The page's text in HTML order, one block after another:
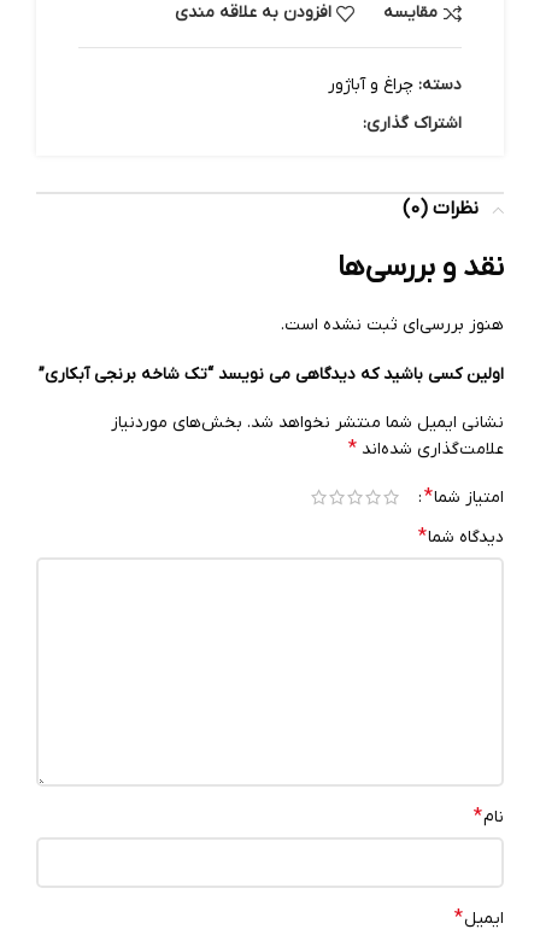
مقایسه افزودن به علاقه مندی
دسته: چراغ و آباژور
اشتراک گذاری:
نظرات (0)
نقد و بررسی‌ها
هنوز بررسی‌ای ثبت نشده است.
اولین کسی باشید که دیدگاهی می نویسد “تک شاخه برنجی آبکاری”
نشانی ایمیل شما منتشر نخواهد شد. بخش‌های موردنیاز
علامت‌گذاری شده‌اند *
امتیاز شما*
دیدگاه شما*
نام*
ایمیل*